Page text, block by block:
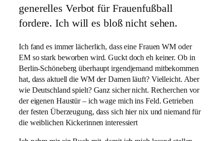
generelles Verbot für Frauenfußball
fordere. Ich will es bloß nicht sehen.
Ich fand es immer lächerlich, dass eine Frauen WM oder
EM so stark beworben wird. Guckt doch eh keiner. Ob in
Berlin-Schöneberg überhaupt irgendjemand mitbekommen
hat, dass aktuell die WM der Damen läuft? Vielleicht. Aber
wie Deutschland spielt? Ganz sicher nicht. Recherchen vor
der eigenen Haustür – ich wage mich ins Feld. Getrieben
der festen Überzeugung, dass sich hier nix und niemand für
die weiblichen Kickerinnen interessiert